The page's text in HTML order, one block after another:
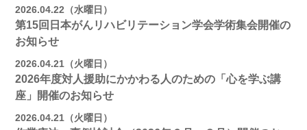
2026.04.22（水曜日）
第15回日本がんリハビリテーション学会学術集会開催の
お知らせ
2026.04.21（火曜日）
2026年度対人援助にかかわる人のための「心を学ぶ講
座」開催のお知らせ
2026.04.21（火曜日）